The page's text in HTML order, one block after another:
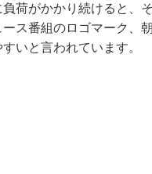
荷がかかり続けると、
ス番組のロゴマーク、
いと言われています。